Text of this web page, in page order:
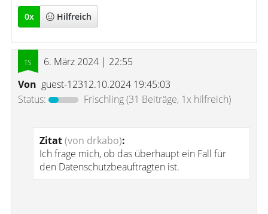
0x Hilfreich
6. März 2024 | 22:55
Von guest-12312.10.2024 19:45:03
Status:
Frischling(31 Beiträge, 1x hilfreich)
Zitat(von drkabo):
Ich frage mich, ob das überhaupt ein Fall für
den Datenschutzbeauftragten ist.